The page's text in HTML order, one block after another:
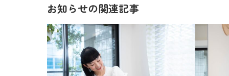
お知らせの関連記事